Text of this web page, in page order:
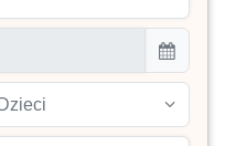
Dzieci